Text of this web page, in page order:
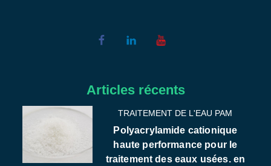
Articles récents
TRAITEMENT DE L'EAU PAM
Polyacrylamide cationique
haute performance pour le
traitement des eaux usées. en